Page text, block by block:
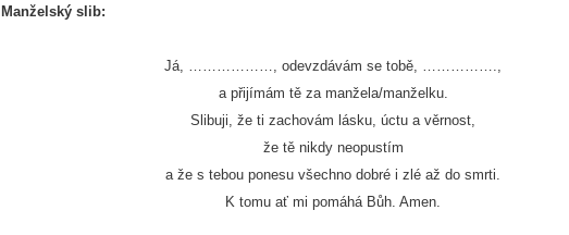
Manželský slib:
Já, ………………, odevzdávám se tobě, …………….,
a přijímám tě za manžela/manželku.
Slibuji, že ti zachovám lásku, úctu a věrnost,
že tě nikdy neopustím
a že s tebou ponesu všechno dobré i zlé až do smrti.
K tomu ať mi pomáhá Bůh. Amen.